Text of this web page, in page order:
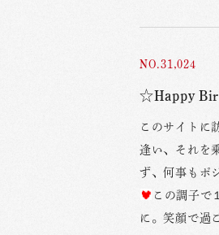
NO.31,024
☆Happy
このサイトに
逢い、それを
ず、何事もポ
この調子で
に。笑顔で過